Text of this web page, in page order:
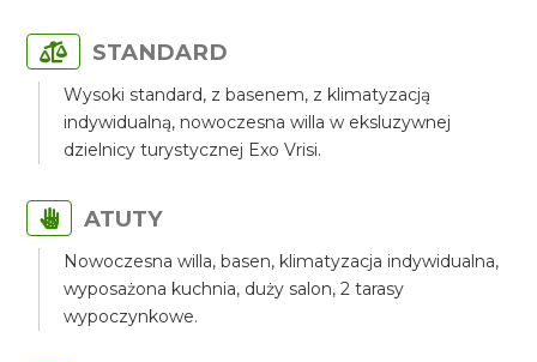
STANDARD
Wysoki standard, z basenem, z klimatyzacją
indywidualną, nowoczesna willa w eksluzywnej
dzielnicy turystycznej Exo Vrisi.
ATUTY
Nowoczesna willa, basen, klimatyzacja indywidualna,
wyposażona kuchnia, duży salon, 2 tarasy
wypoczynkowe.